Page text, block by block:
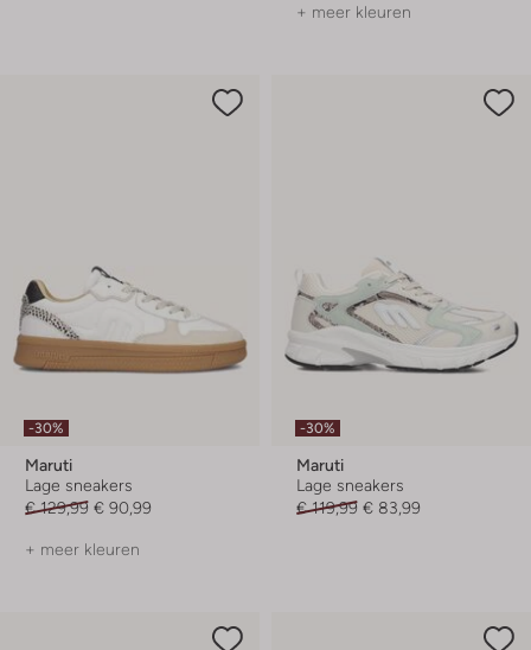
+ meer kleuren
-30%
Maruti
Lage sneakers
€ 129,99 € 90,99
+ meer kleuren
-30%
Maruti
Lage sneakers
€ 119,99 € 83,99